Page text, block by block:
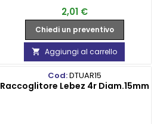
Prezzo
2,01 €
Chiedi un preventivo
 Aggiungi al carrello
Cod:DTUAR15
Raccoglitore Lebez 4r Diam.15mm